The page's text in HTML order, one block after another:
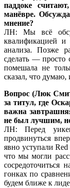
паддоке
манёвре.
мнение?
ЛН: Мы всё
квалификацией и
анализа. Позже
сделать — просто
помешала не
сказал, что думаю,
Вопрос (Люк
за титул, где
важна
не был лучшим,
ЛН: Перед
продвинуться
явно уступали
что мы могли
гонках по
будем ближе к